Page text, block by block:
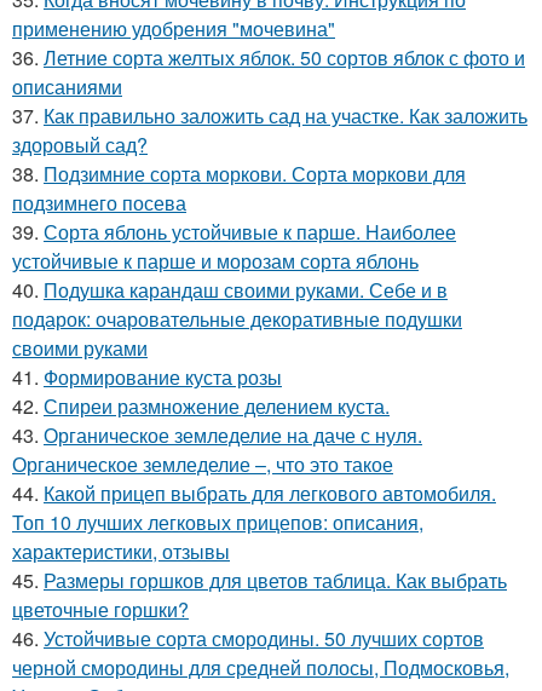
применению удобрения "мочевина"
36. Летние сорта желтых яблок. 50 сортов яблок с фото и
описаниями
37. Как правильно заложить сад на участке. Как заложить
здоровый сад?
38. Подзимние сорта моркови. Сорта моркови для
подзимнего посева
39. Сорта яблонь устойчивые к парше. Наиболее
устойчивые к парше и морозам сорта яблонь
40. Подушка карандаш своими руками. Себе и в
подарок: очаровательные декоративные подушки
своими руками
41. Формирование куста розы
42. Спиреи размножение делением куста.
43. Органическое земледелие на даче с нуля.
Органическое земледелие –, что это такое
44. Какой прицеп выбрать для легкового автомобиля.
Топ 10 лучших легковых прицепов: описания,
характеристики, отзывы
45. Размеры горшков для цветов таблица. Как выбрать
цветочные горшки?
46. Устойчивые сорта смородины. 50 лучших сортов
черной смородины для средней полосы, Подмосковья,